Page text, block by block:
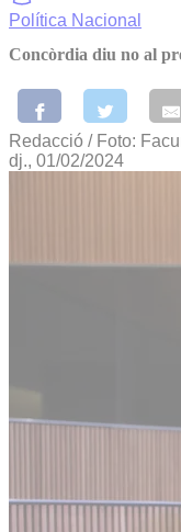
Política Nacional
Concòrdia diu no al
Redacció / Foto:
dj., 01/02/2024